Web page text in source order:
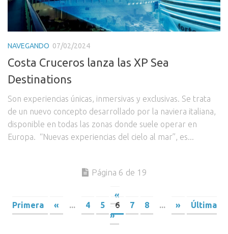
NAVEGANDO 07/02/2024
Costa Cruceros lanza las XP Sea
Destinations
Son experiencias únicas, inmersivas y exclusivas. Se trata
de un nuevo concepto desarrollado por la naviera italiana,
disponible en todas las zonas donde suele operar en
Europa. “Nuevas experiencias del cielo al mar”, es...
Página 6 de 19
«
Primera
« ... 4 5 6 7 8 ... »
Última
»